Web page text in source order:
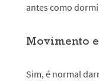
antes como
Movimento
Sim, é normal